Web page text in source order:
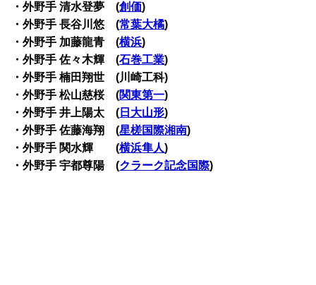
・外野手 清水登夢 (創価)
・外野手 長谷川悠 (常葉大橘)
・外野手 加藤龍青 (横浜)
・外野手 佐々木輝 (石巻工業)
・外野手 楠田翔世 (川崎工科)
・外野手 松山慈桜 (関東第一)
・外野手 井上陽太 ( 日大山形)
・外野手 佐藤海翔 (星槎国際湘南)
・外野手 関水輝 (横浜隼人)
・外野手 宇都尊陽 (クラーク記念国際)